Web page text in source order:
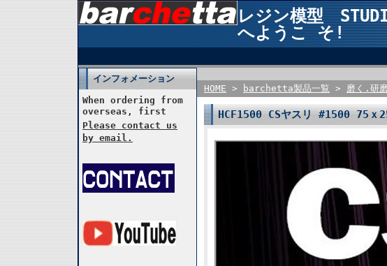
レジン模型
へようこ そ!
インフォメーション
When ordering from
overseas, first
Please contact us
by email.
HOME > barchetta製品一覧 > 磨く.研
HCF1500 CSヤスリ #1500 75ｘ